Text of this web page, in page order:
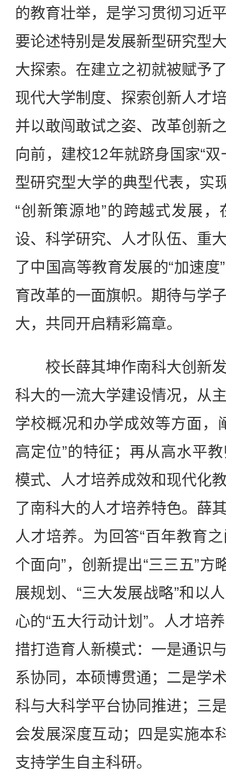
的教育壮举，是学习贯彻习近
要论述特别是发展新型研究型
大探索。在建立之初就被赋予
现代大学制度、探索创新人才
并以敢闯敢试之姿、改革创新
向前，建校12年就跻身国家“
型研究型大学的典型代表，实
“创新策源地”的跨越式发展
设、科学研究、人才队伍、重
了中国高等教育发展的“加速
育改革的一面旗帜。期待与学
大，共同开启精彩篇章。
校长薛其坤作南科大创新发
科大的一流大学建设情况，从
学校概况和办学成效等方面，
高定位”的特征；再从高水平
模式、人才培养成效和现代化
了南科大的人才培养特色。薛
人才培养。为回答“百年教育
个面向”，创新提出“三三五”方
展规划、“三大发展战略”和以
心的“五大行动计划”。人才培
措打造育人新模式：一是通识
系协同，本硕博贯通；二是学
科与大科学平台协同推进；三
会发展深度互动；四是实施本
支持学生自主科研。